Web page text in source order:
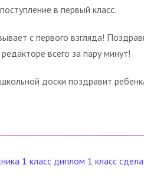
в первый класс.
с первого взгляда!
всего за пару минут!
доски поздравит
1 класс диплом 1 класс